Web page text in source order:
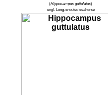
(Hippocampus guttulatus)
engl. Long-snouted seahorse